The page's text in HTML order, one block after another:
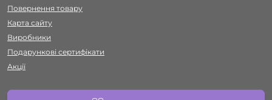
Повернення товару
Карта сайту
Виробники
Подарункові сертифікати
Акції